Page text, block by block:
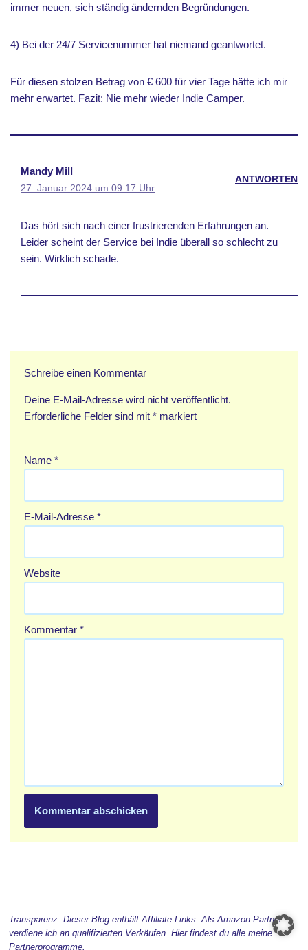
immer neuen, sich ständig ändernden Begründungen.
4) Bei der 24/7 Servicenummer hat niemand geantwortet.
Für diesen stolzen Betrag von € 600 für vier Tage hätte ich mir
mehr erwartet. Fazit: Nie mehr wieder Indie Camper.
Mandy Mill
27. Januar 2024 um 09:17 Uhr
ANTWORTEN
Das hört sich nach einer frustrierenden Erfahrungen an.
Leider scheint der Service bei Indie überall so schlecht zu
sein. Wirklich schade.
Schreibe einen Kommentar
Deine E-Mail-Adresse wird nicht veröffentlicht.
Erforderliche Felder sind mit * markiert
Name *
E-Mail-Adresse *
Website
Kommentar *
Transparenz: Dieser Blog enthält Affiliate-Links. Als Amazon-Partner
verdiene ich an qualifizierten Verkäufen. Hier findest du alle meine
Partnerprogramme